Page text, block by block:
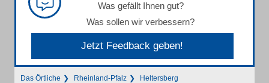
Was gefällt Ihnen gut?
Was sollen wir verbessern?
Jetzt Feedback geben!
Das Örtliche Rheinland-Pfalz Heltersberg